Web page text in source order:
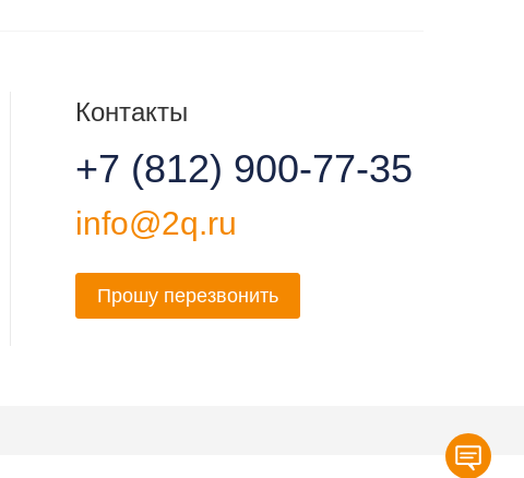
Контакты
+7 (812) 900-77-35
info@2q.ru
Прошу перезвонить